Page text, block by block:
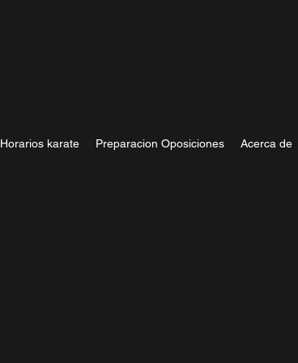
Horarios karate Preparacion Oposiciones Acerca de